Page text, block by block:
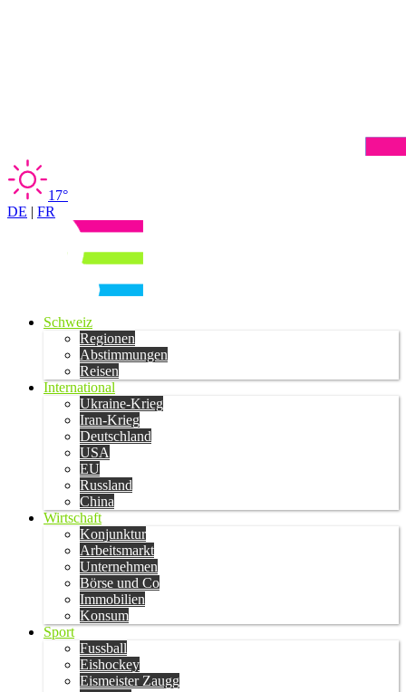
17°
DE | FR
Schweiz
Regionen
Abstimmungen
Reisen
International
Ukraine-Krieg
Iran-Krieg
Deutschland
USA
EU
Russland
China
Wirtschaft
Konjunktur
Arbeitsmarkt
Unternehmen
Börse und Co
Immobilien
Konsum
Sport
Fussball
Eishockey
Eismeister Zaugg